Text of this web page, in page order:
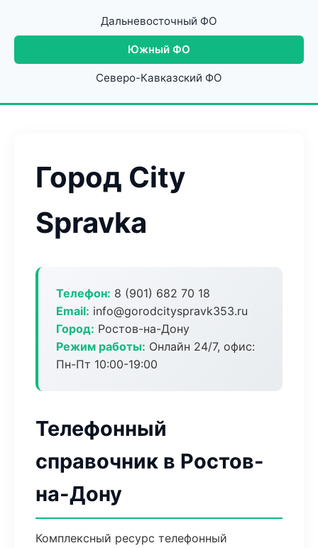
Дальневосточный ФО
Южный ФО
Северо-Кавказский ФО
Город City
Spravka
Телефон: 8 (901) 682 70 18
Email: info@gorodcityspravk353.ru
Город: Ростов-на-Дону
Режим работы: Онлайн 24/7, офис:
Пн-Пт 10:00-19:00
Телефонный
справочник в Ростов-
на-Дону
Комплексный ресурс телефонный